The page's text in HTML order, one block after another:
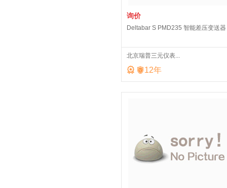
询价
Deltabar S PMD235 智能差压变送器
北京瑞普三元仪表...
 12年